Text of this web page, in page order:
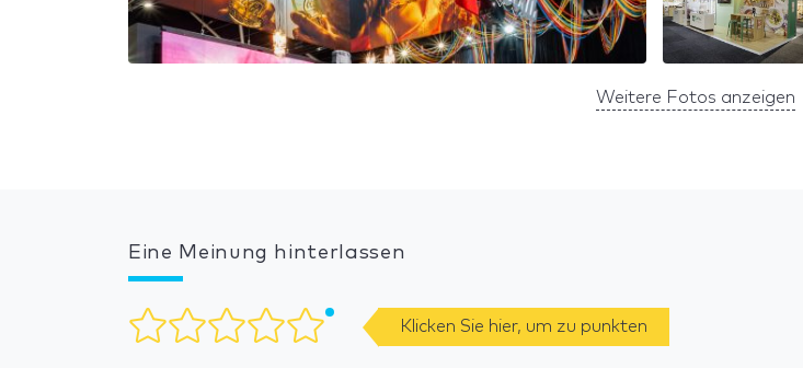
Weitere Fotos anzeigen
Eine Meinung hinterlassen
Klicken Sie hier, um zu punkten